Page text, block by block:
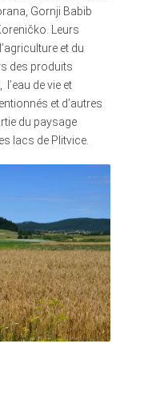
Gornji Babib
Leurs
et du
des produits
de vie et
et d’autres
du paysage
lacs de Plitvice.